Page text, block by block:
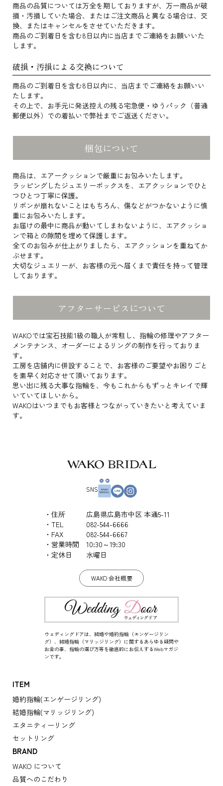
商品の品質については万全を期しておりますが、万一商品が破
損・汚損していた場合、またはご注文商品と異なる場合は、交
換、またはキャンセルをさせていただきます。
商品のご到着日を含む8日以内に当店までご連絡をお願いいた
します。
破損・汚損による交換について
商品のご到着日を含む8日以内に、当店までご連絡をお願いい
たします。
その上で、お手元に発送控えの残る宅急便・ゆうパック（普通
郵便以外）での着払いで弊社までご返送ください。
梱包について
商品は、エアークッションで厳重にお包みいたします。
ラッピングしたジュエリーボックスを、エアクッションでひと
つひとつ丁寧に保護。
リボンが崩れないことはもちろん、傷などがつかないように慎
重にお包みいたします。
お届けの最中に商品が動いてしまわないように、エアクッショ
ンで箱との隙間を埋めて保護します。
全てのお包みが仕上がりましたら、エアクッションを重ねてか
ぶせます。
大切なジュエリーが、お客様の元へ届くまで責任を持って管理
しております。
アフターサービスについて
WAKOでは宝石技能1級の職人が常駐し、指輪の修理やアフター
メンテナンス、オーダーによるリングの制作を行っておりま
す。
工房を店舗内に併設することで、お客様のご要望やお困りごと
を素早く対応させて頂いております。
思い出に残る大事な指輪を、今もこれからもずっとキレイで輝
いていてほしいから。
WAKOはいつまでもお客様とつながっていきたいと考えていま
す。
SNS
住所
広島県広島市中区 本通5-11
TEL
082-544-6666
FAX
082-544-6667
営業時間
10:30～19:30
定休日
水曜日
WAKO 会社概要
ウェディングドアは、結婚や婚約指輪（エンゲージリン
グ）、結婚指輪（マリッジリング）に関するあらゆる疑問や
お金の事、指輪の選び方等を徹底的にお伝えするWebマガジ
ンです。
ITEM
婚約指輪(エンゲージリング)
結婚指輪(マリッジリング)
エタニティーリング
セットリング
BRAND
WAKO について
品質へのこだわり